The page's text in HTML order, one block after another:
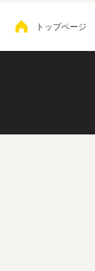
トップページ